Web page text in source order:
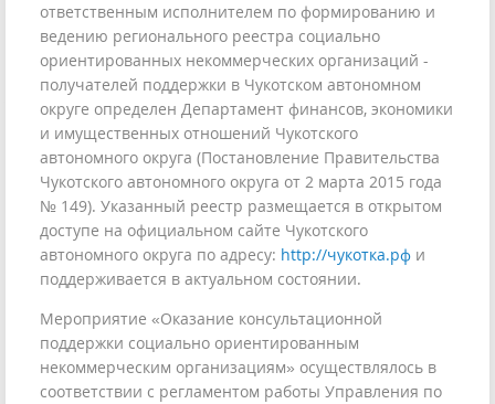
ответственным исполнителем по формированию и
ведению регионального реестра социально
ориентированных некоммерческих организаций -
получателей поддержки в Чукотском автономном
округе определен Департамент финансов, экономики
и имущественных отношений Чукотского
автономного округа (Постановление Правительства
Чукотского автономного округа от 2 марта 2015 года
№ 149). Указанный реестр размещается в открытом
доступе на официальном сайте Чукотского
автономного округа по адресу: http://чукотка.рф и
поддерживается в актуальном состоянии.
Мероприятие «Оказание консультационной
поддержки социально ориентированным
некоммерческим организациям» осуществлялось в
соответствии с регламентом работы Управления по